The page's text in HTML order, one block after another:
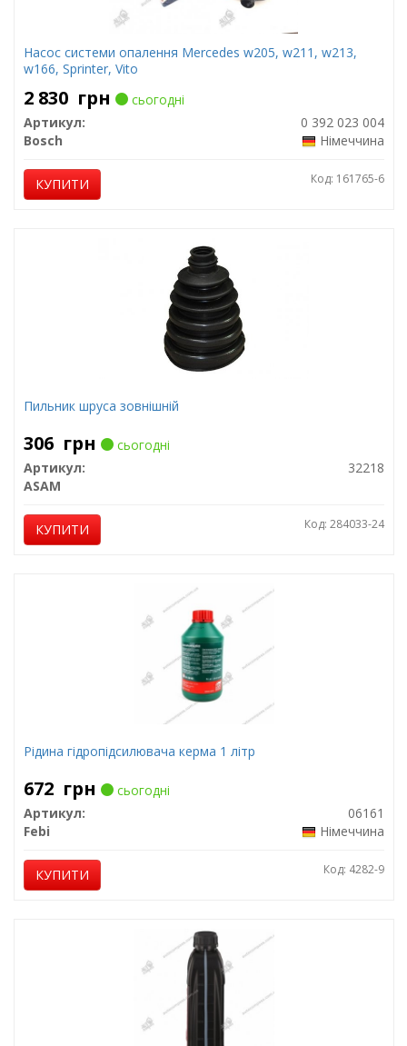
Насос системи опалення Mercedes w205, w211, w213,
w166, Sprinter, Vito
2 830 грн
сьогодні
Артикул:
0 392 023 004
Bosch
Німеччина
КУПИТИ Код: 161765-6
Пильник шруса зовнішній
306 грн
сьогодні
Артикул:
32218
ASAM
КУПИТИ Код: 284033-24
Рідина гідропідсилювача керма 1 літр
672 грн
сьогодні
Артикул:
06161
Febi
Німеччина
КУПИТИ Код: 4282-9